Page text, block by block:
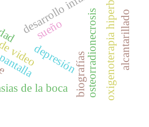
biografías
sueño
depresión
video
de la boca osteorradionecrosisoxigenoterapia hiperbáricaalcantarillado